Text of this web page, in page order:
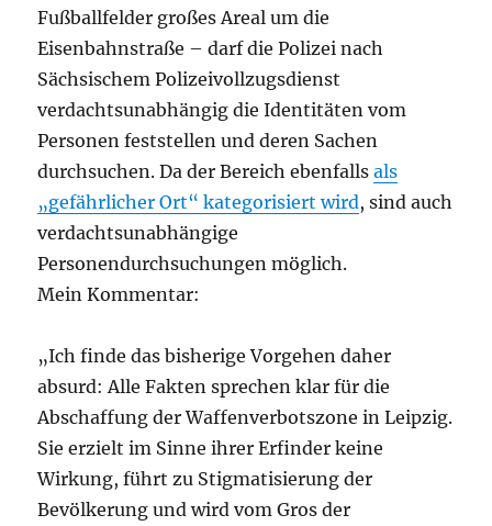
Fußballfelder großes Areal um die
Eisenbahnstraße – darf die Polizei nach
Sächsischem Polizeivollzugsdienst
verdachtsunabhängig die Identitäten vom
Personen feststellen und deren Sachen
durchsuchen. Da der Bereich ebenfallsals
„gefährlicher Ort“ kategorisiert wird, sind auch
verdachtsunabhängige
Personendurchsuchungen möglich.
Mein Kommentar:
„Ich finde das bisherige Vorgehen daher
absurd: Alle Fakten sprechen klar für die
Abschaffung der Waffenverbotszone in Leipzig.
Sie erzielt im Sinne ihrer Erfinder keine
Wirkung, führt zu Stigmatisierung der
Bevölkerung und wird vom Gros der